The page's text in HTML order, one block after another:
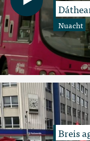
Nuacht
Breis